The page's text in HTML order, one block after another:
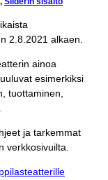
2.8.2021 alkaen.
ainoa
esimerkiksi
tuottaminen,
ja tarkemmat
verkkosivuilta.